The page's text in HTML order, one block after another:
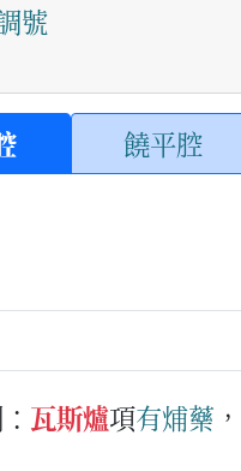
號
饒平腔
瓦斯爐項有烳藥